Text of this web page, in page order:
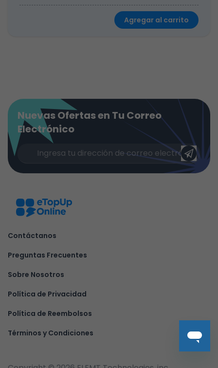
Agregar al carrito
Nuevas Ofertas en Tu Correo
Electrónico
Contáctanos
Preguntas Frecuentes
Sobre Nosotros
Política de Privacidad
Política de Reembolsos
Términos y Condiciones